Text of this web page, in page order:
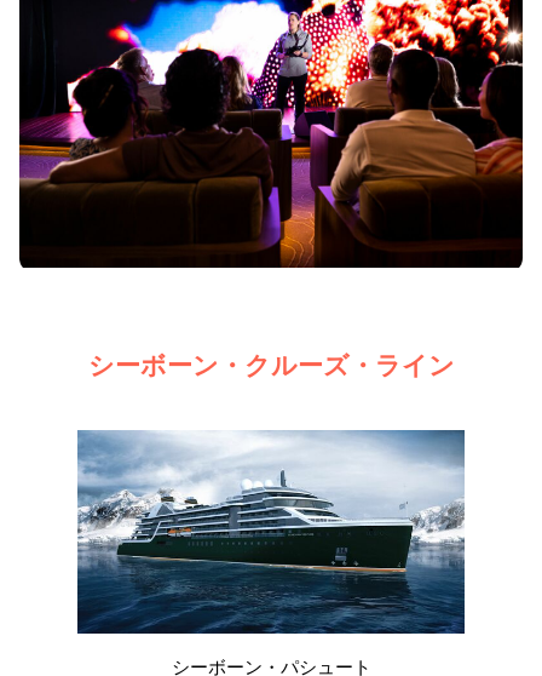
シーボーン・クルーズ・ライン
シーボーン・パシュート